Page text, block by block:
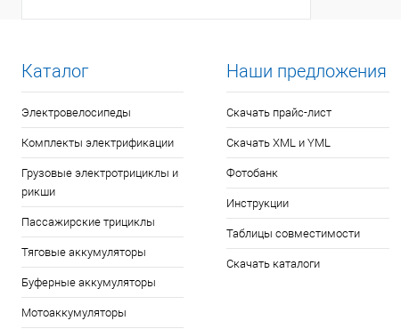
Каталог
Электровелосипеды
Комплекты электрификации
Грузовые электротрициклы и
рикши
Пассажирские трициклы
Тяговые аккумуляторы
Буферные аккумуляторы
Мотоаккумуляторы
Наши предложения
Скачать прайс-лист
Скачать XML и YML
Фотобанк
Инструкции
Таблицы совместимости
Скачать каталоги